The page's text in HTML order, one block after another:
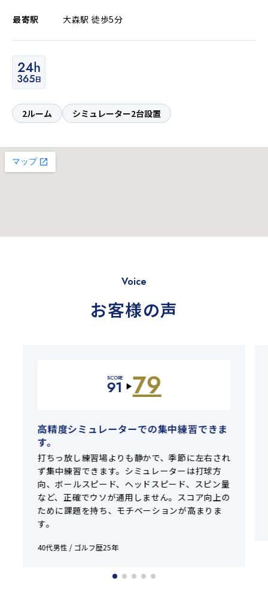
最寄駅 大森駅 徒歩5分
2ルーム シミュレーター2台設置
Voice
お客様の声
SCORE
91 ▶ 79
高精度シミュレーターでの集中練習できま
す。
打ちっ放し練習場よりも静かで、季節に左右され
ず集中練習できます。シミュレーターは打球方
向、ボールスピード、ヘッドスピード、スピン量
など、正確でウソが通用しません。スコア向上の
ために課題を持ち、モチベーションが高まりま
す。
40代男性 / ゴルフ歴25年